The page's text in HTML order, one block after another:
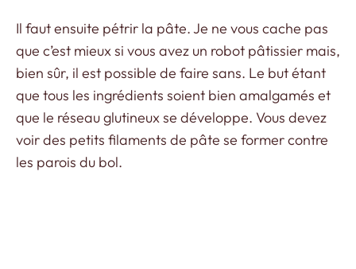
Il faut ensuite pétrir la pâte. Je ne vous cache pas
que c’est mieux si vous avez un robot pâtissier mais,
bien sûr, il est possible de faire sans. Le but étant
que tous les ingrédients soient bien amalgamés et
que le réseau glutineux se développe. Vous devez
voir des petits filaments de pâte se former contre
les parois du bol.